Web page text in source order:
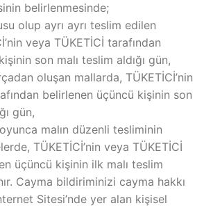
belirlenmesinde;
olup ayrı ayrı teslim edilen
veya TÜKETİCİ tarafından
son malı teslim aldığı gün,
oluşan mallarda, TÜKETİCİ’nin
belirlenen üçüncü kişinin son
gün,
malın düzenli tesliminin
TÜKETİCİ’nin veya TÜKETİCİ
üçüncü kişinin ilk malı teslim
Cayma bildiriminizi cayma hakkı
Sitesi’nde yer alan kişisel